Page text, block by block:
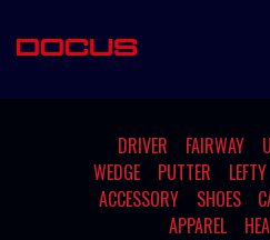
DRIVER FAIRWAY
WEDGE
PUTTER LEFTY
ACCESSORY
SHOES
APPAREL